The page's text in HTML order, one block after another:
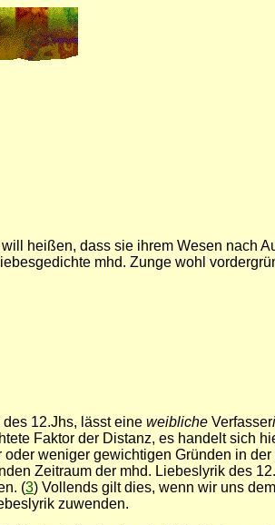
heißen, dass sie ihrem Wesen nach
mhd. Zunge wohl
12.Jhs, lässt eine weibliche Verfasser
Faktor der Distanz, es handelt sich
weniger gewichtigen Gründen in
Zeitraum der mhd. Liebeslyrik des
(3) Vollends gilt dies, wenn wir uns
zuwenden.